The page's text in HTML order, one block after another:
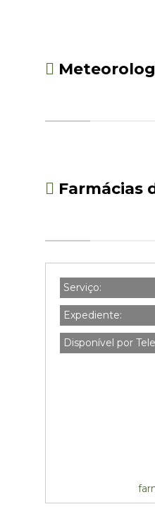
Farmácias
Serviço:
Expediente:
Disponível por